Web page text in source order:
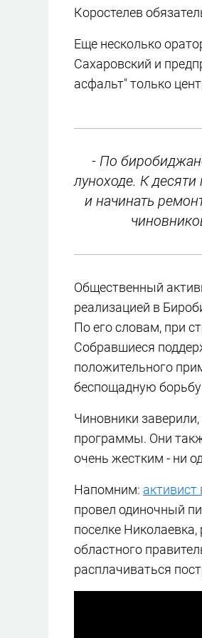
Коростелев
Еще несколько
Сахаровский и
асфальт" только
- По
луноходе. К
и начинать
Общественный
реализацией в
По его словам, при
Собравшиеся
положительного
беспощадную
Чиновники
программы. Они
очень жестким - ни
Напомним:
провел одиночный
поселке
областного
расплачиваться